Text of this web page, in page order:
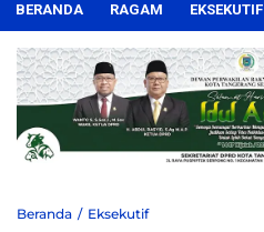
BERANDA RAGAM EKSEKUTIF
Beranda Eksekutif